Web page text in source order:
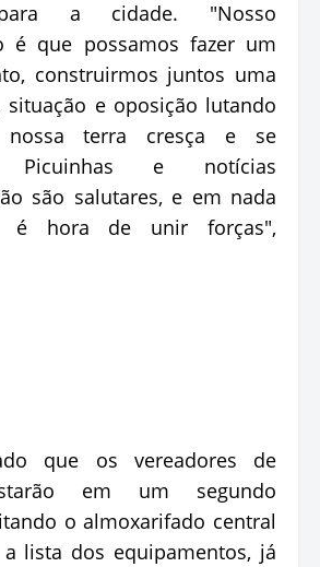
a cidade. "Nosso
é que possamos fazer um
construirmos juntos uma
situação e oposição lutando
terra cresça e se
Picuinhas e notícias
são salutares, e em nada
é hora de unir forças",
que os vereadores de
em um segundo
o almoxarifado central
lista dos equipamentos, já